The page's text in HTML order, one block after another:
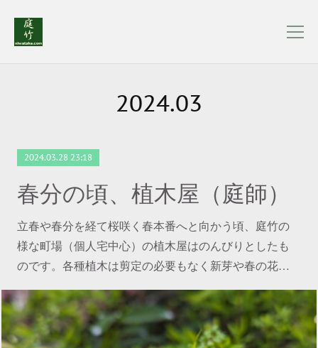
2024.03
2024.03.28 23:18
春分の頃、植木屋（庭師）
立春や春分を経て桜咲く春本番へと向かう頃、庭竹の
様な町場（個人宅中心）の植木屋はのんびりとしたも
のです。各種植木は剪定の必要もなく新芽や春の花…